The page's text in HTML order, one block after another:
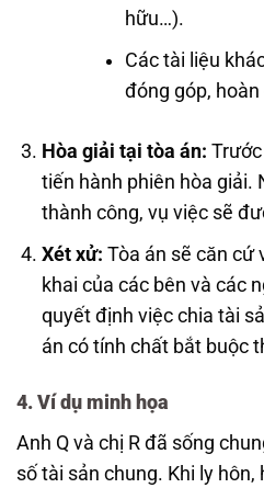
hữu…).
Các tài liệu
đóng góp,
Hòa giải tại tòa án:
tiến hành phiên hòa giải.
thành công, vụ việc sẽ
Xét xử: Tòa án sẽ căn cứ
khai của các bên và các
quyết định việc chia tài
án có tính chất bắt buộc
4. Ví dụ minh họa
Anh Q và chị R đã sống
số tài sản chung. Khi ly